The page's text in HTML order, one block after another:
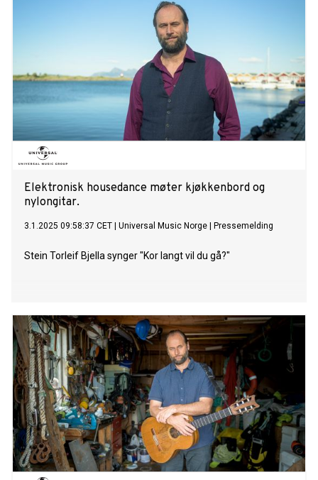
Elektronisk housedance møter kjøkkenbord og
nylongitar.
3.1.2025 09:58:37 CET Universal Music Norge Pressemelding
Stein Torleif Bjella synger "Kor langt vil du gå?"